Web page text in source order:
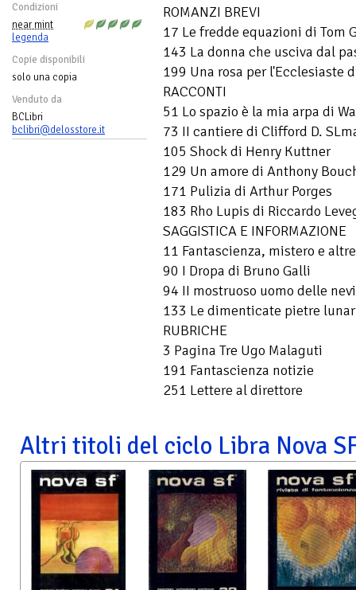
Condizioni
near mint
legenda
Copie disponibili
solo una copia
Venduto da
BCLibri
bclibri@delosstore.it
ROMANZI BREVI
17 Le fredde equazioni di Tom
143 La donna che usciva dal
199 Una rosa per l'Ecclesiaste
RACCONTI
51 Lo spazio è la mia arpa di
73 II cantiere di Clifford D.
105 Shock di Henry Kuttner
129 Un amore di Anthony
171 Pulizia di Arthur Porges
183 Rho Lupis di Riccardo
SAGGISTICA E INFORMAZIONE
11 Fantascienza, mistero e
90 I Dropa di Bruno Galli
94 II mostruoso uomo delle
133 Le dimenticate pietre
RUBRICHE
3 Pagina Tre Ugo Malaguti
191 Fantascienza notizie
251 Lettere al direttore
Altri titoli del ciclo Libra Nova